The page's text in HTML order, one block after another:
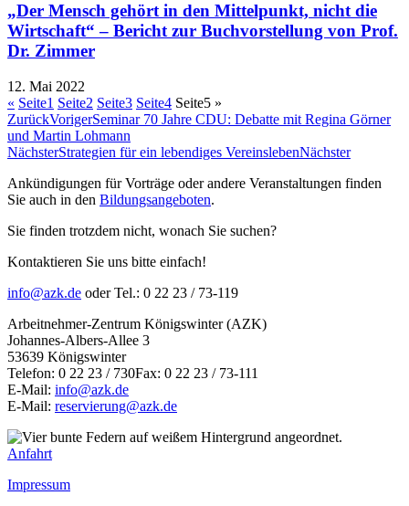
„Der Mensch gehört in den Mittelpunkt, nicht die
Wirtschaft“ – Bericht zur Buchvorstellung von Prof.
Dr. Zimmer
12. Mai 2022
« Seite1 Seite2 Seite3 Seite4 Seite5 »
ZurückVorigerSeminar 70 Jahre CDU: Debatte mit Regina Görner
und Martin Lohmann
NächsterStrategien für ein lebendiges VereinslebenNächster
Ankündigungen für Vorträge oder andere Veranstaltungen finden
Sie auch in den Bildungsangeboten.
Sie finden trotzdem nicht, wonach Sie suchen?
Kontaktieren Sie uns bitte einfach!
info@azk.de oder Tel.: 0 22 23 / 73-119
Arbeitnehmer-Zentrum Königswinter (AZK)
Johannes-Albers-Allee 3
53639 Königswinter
Telefon: 0 22 23 / 730Fax: 0 22 23 / 73-111
E-Mail: info@azk.de
E-Mail: reservierung@azk.de
Anfahrt
Impressum